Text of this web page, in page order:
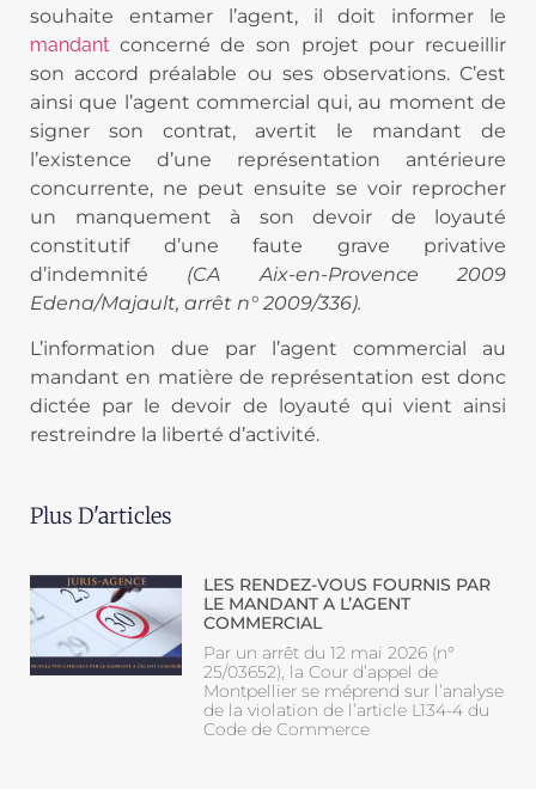
souhaite entamer l’agent, il doit informer le
mandant concerné de son projet pour recueillir
son accord préalable ou ses observations. C’est
ainsi que l’agent commercial qui, au moment de
signer son contrat, avertit le mandant de
l’existence d’une représentation antérieure
concurrente, ne peut ensuite se voir reprocher
un manquement à son devoir de loyauté
constitutif d’une faute grave privative
d’indemnité (CA Aix-en-Provence 2009
Edena/Majault, arrêt n° 2009/336).
L’information due par l’agent commercial au
mandant en matière de représentation est donc
dictée par le devoir de loyauté qui vient ainsi
restreindre la liberté d’activité.
Plus D'articles
LES RENDEZ-VOUS FOURNIS PAR
LE MANDANT A L’AGENT
COMMERCIAL
Par un arrêt du 12 mai 2026 (n°
25/03652), la Cour d’appel de
Montpellier se méprend sur l’analyse
de la violation de l’article L134-4 du
Code de Commerce